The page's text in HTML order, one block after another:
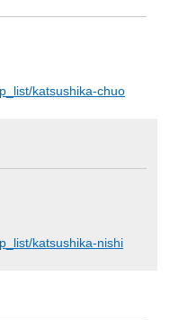
katsushika-chuo
katsushika-nishi